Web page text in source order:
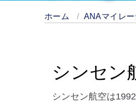
ホーム ANAマイレ
シンセン
シンセン航空は